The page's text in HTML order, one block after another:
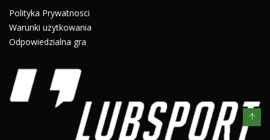
Polityka Prywatnosci
Warunki użytkowania
Odpowiedzialna gra